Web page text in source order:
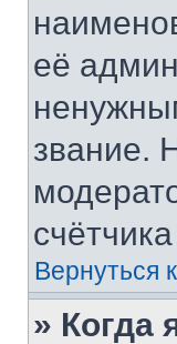
её
звание.
Вернуться
» Когда